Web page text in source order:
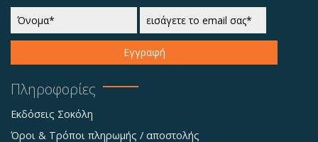
Εγγραφή
Πληροφορίες
Εκδόσεις Σοκόλη
Όροι & Τρόποι πληρωμής / αποστολής